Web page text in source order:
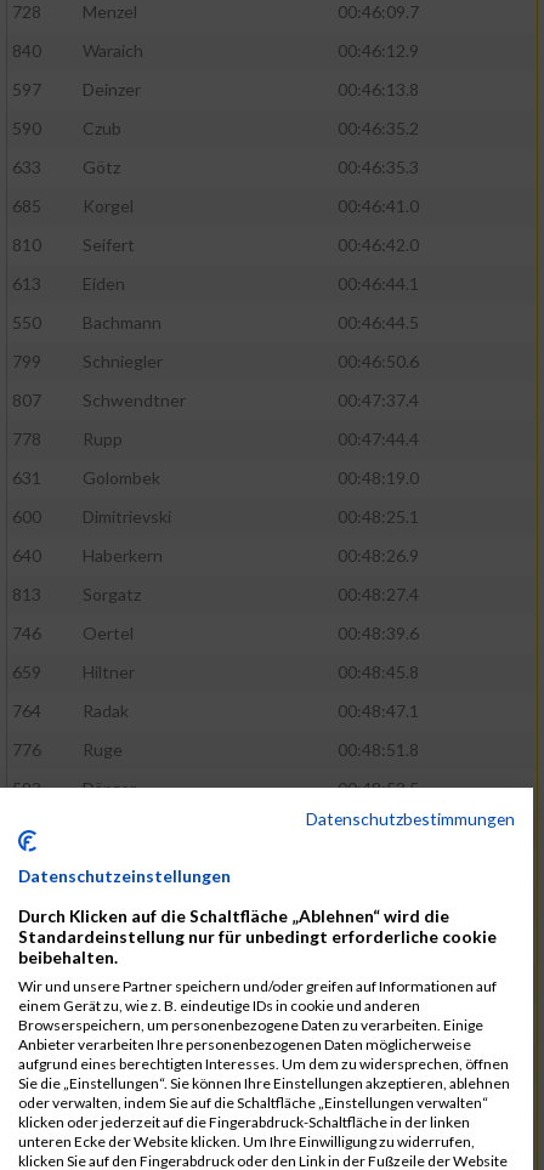
728
Menzel
00:46:09.7
840
Waraich
00:46:12.9
597
Deinzer
00:46:13.8
590
Czub
00:46:35.2
633
Götz
00:46:35.3
685
Korgel
00:46:41.0
810
Seifert
00:46:42.0
613
Eiden
00:46:44.1
550
Bachmann
00:46:44.5
799
Schniegler
00:46:50.6
807
Schwendtner
00:47:37.4
778
Rupp
00:47:44.4
631
Golombek
00:48:19.0
600
Dimitrievski
00:48:25.1
640
Haberkern
00:48:26.9
813
Sorgatz
00:48:27.4
746
Oertel
00:48:39.6
659
Hiltner
00:48:45.8
764
Radak
00:48:47.1
776
Ruge
00:48:51.8
593
Dänzer
00:48:53.5
772
00:48:57.2
802
Schrödel
00:49:41.7
808
Seeberger
00:49:56.1
760
Polster
00:49:56.6
647
Heidt
00:49:57.3
742
Niculaica
00:50:04.8
620
Feuchtenberger
00:50:08.3
703
Lipsz
00:50:08.8
Datenschutzbestimmungen
Datenschutzeinstellungen
Durch Klicken auf die Schaltfläche „Ablehnen“ wird die
Standardeinstellung nur für unbedingt erforderliche cookie
beibehalten.
Wir und unsere Partner speichern und/oder greifen auf Informationen auf
einem Gerät zu, wie z. B. eindeutige IDs in cookie und anderen
Browserspeichern, um personenbezogene Daten zu verarbeiten. Einige
Anbieter verarbeiten Ihre personenbezogenen Daten möglicherweise
aufgrund eines berechtigten Interesses. Um dem zu widersprechen, öffnen
Sie die „Einstellungen“. Sie können Ihre Einstellungen akzeptieren, ablehnen
oder verwalten, indem Sie auf die Schaltfläche „Einstellungen verwalten“
klicken oder jederzeit auf die Fingerabdruck-Schaltfläche in der linken
unteren Ecke der Website klicken. Um Ihre Einwilligung zu widerrufen,
klicken Sie auf den Fingerabdruck oder den Link in der Fußzeile der Website